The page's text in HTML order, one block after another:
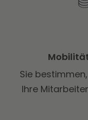
Sie
Ihre